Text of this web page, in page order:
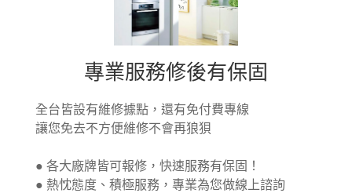
維
修】
立/
頻/
滾...,
專業服務修後有保固
全台皆設有維修據點，還有免付費專線
讓您免去不方便維修不會再狼狽
● 各大廠牌皆可報修，快速服務有保固！
● 熱忱態度、積極服務，專業為您做線上諮詢